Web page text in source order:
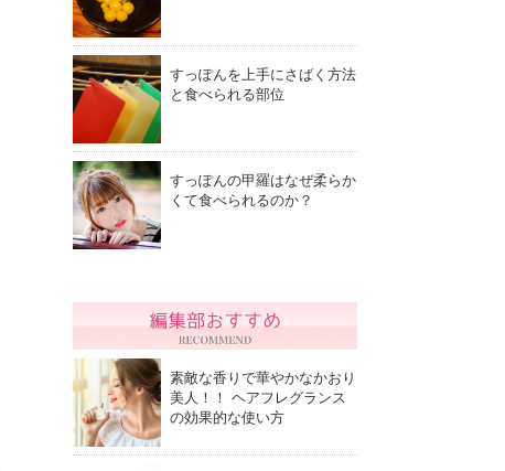
すっぽんを上手にさばく方法
と食べられる部位
すっぽんの甲羅はなぜ柔らか
くて食べられるのか？
素敵な香りで華やかなかおり
美人！！ ヘアフレグランス
の効果的な使い方